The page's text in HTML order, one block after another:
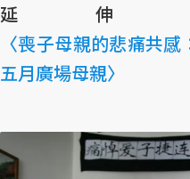
延伸
〈喪子母親的悲痛共
五月廣場母親〉